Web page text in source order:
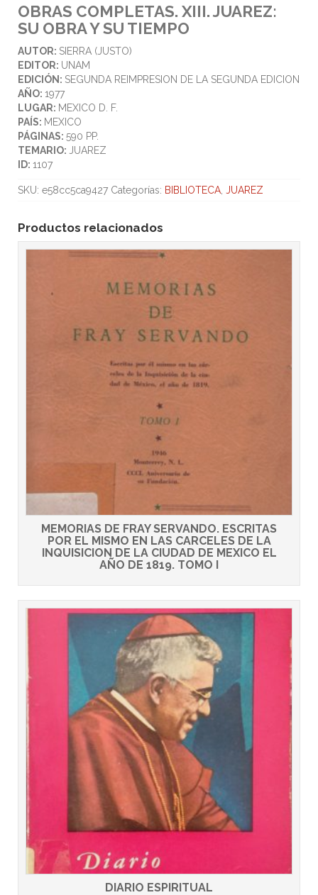
OBRAS COMPLETAS. XIII. JUAREZ:
SU OBRA Y SU TIEMPO
AUTOR: SIERRA (JUSTO)
EDITOR: UNAM
EDICIÓN: SEGUNDA REIMPRESION DE LA SEGUNDA EDICION
AÑO: 1977
LUGAR: MEXICO D. F.
PAÍS: MEXICO
PÁGINAS: 590 PP.
TEMARIO: JUAREZ
ID: 1107
SKU: e58cc5ca9427 Categorías: BIBLIOTECA JUAREZ
Productos relacionados
MEMORIAS DE FRAY SERVANDO. ESCRITAS
POR EL MISMO EN LAS CARCELES DE LA
INQUISICION DE LA CIUDAD DE MEXICO EL
AÑO DE 1819. TOMO I
DIARIO ESPIRITUAL